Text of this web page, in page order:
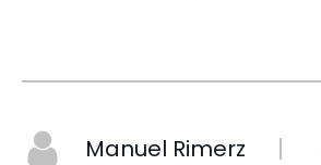
Manuel Rimerz